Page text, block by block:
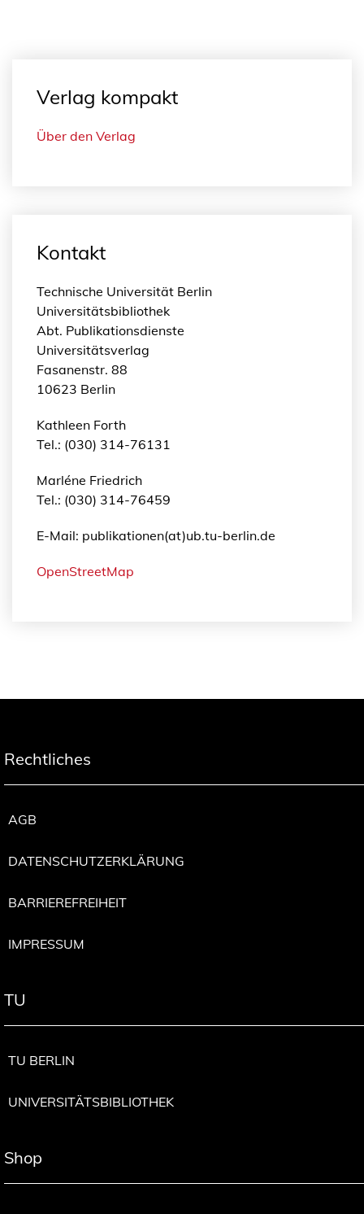
Verlag kompakt
Über den Verlag
Kontakt
Technische Universität Berlin
Universitätsbibliothek
Abt. Publikationsdienste
Universitätsverlag
Fasanenstr. 88
10623 Berlin
Kathleen Forth
Tel.: (030) 314-76131
Marléne Friedrich
Tel.: (030) 314-76459
E-Mail: publikationen(at)ub.tu-berlin.de
OpenStreetMap
Rechtliches
AGB
DATENSCHUTZERKLÄRUNG
BARRIEREFREIHEIT
IMPRESSUM
TU
TU BERLIN
UNIVERSITÄTSBIBLIOTHEK
Shop